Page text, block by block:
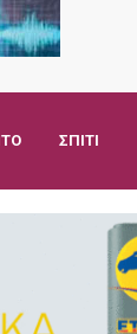
ΣΠΊΤΙ